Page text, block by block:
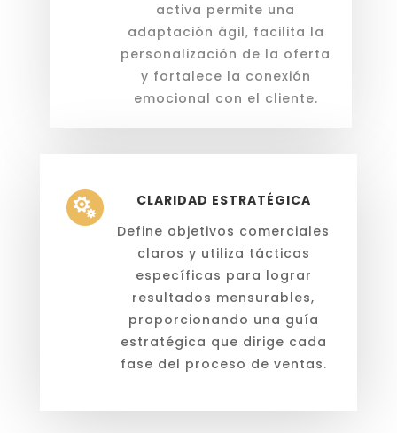
activa permite una
adaptación ágil, facilita la
personalización de la oferta
y fortalece la conexión
emocional con el cliente.

CLARIDAD ESTRATÉGICA
Define objetivos comerciales
claros y utiliza tácticas
específicas para lograr
resultados mensurables,
proporcionando una guía
estratégica que dirige cada
fase del proceso de ventas.